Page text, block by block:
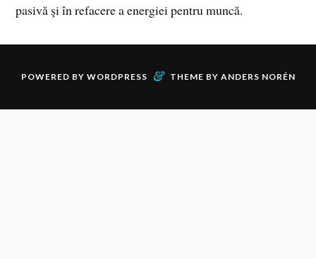
pasivă şi în refacere a energiei pentru muncă.
POWERED BY WORDPRESS & THEME BY ANDERS NORÉN